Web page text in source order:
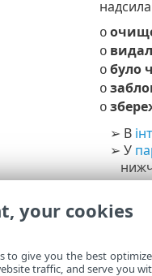
o
o
o було
o
o
➢ В
➢ У
Ви можете
•
your cookies
to give you the best
traffic, and serve you